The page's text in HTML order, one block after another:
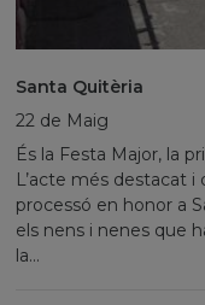
Santa Quitèria
22 de Maig
És la Festa Major, la
L’acte més destacat
processó en honor a
els nens i nenes que
la...